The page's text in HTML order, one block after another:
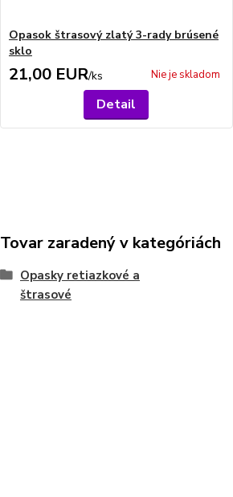
Opasok štrasový zlatý 3-rady brúsené
sklo
21,00 EUR/ks Nie je skladom
Detail
Tovar zaradený v kategóriách
Opasky retiazkové a
štrasové